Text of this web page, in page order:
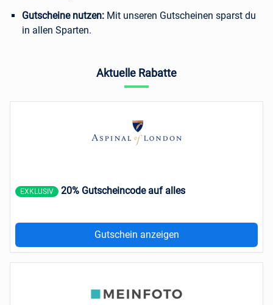
Gutscheine nutzen: Mit unseren Gutscheinen sparst du
in allen Sparten.
Aktuelle Rabatte
EXKLUSIV 20% Gutscheincode auf alles
Gutschein anzeigen